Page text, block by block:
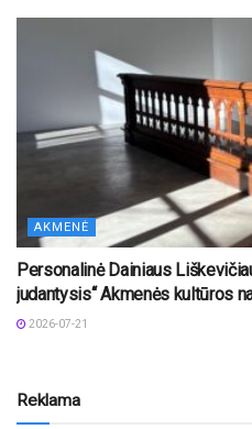
AKMENĖ
Personalinė Dainiaus
judantysis“ Akmenės kultūros
2026-07-21
Reklama